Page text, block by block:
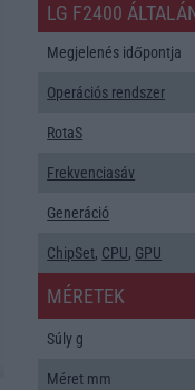
LG F2400
Megjelenés időpontja
Operációs rendszer
RotaS
Frekvenciasáv
Generáció
ChipSet, CPU, GPU
MÉRETEK
Súly g
Méret mm